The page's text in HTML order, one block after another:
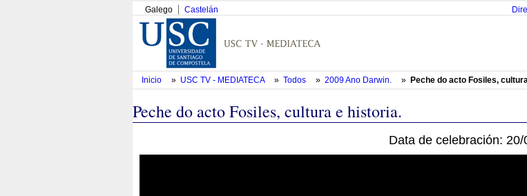
Galego Castelán
Inicio » USC TV - MEDIATECA » Todos » 2009 Ano Darwin. » Peche do acto Fosiles,
Peche do acto Fosiles, cultura e historia.
Data de celebración: 20/